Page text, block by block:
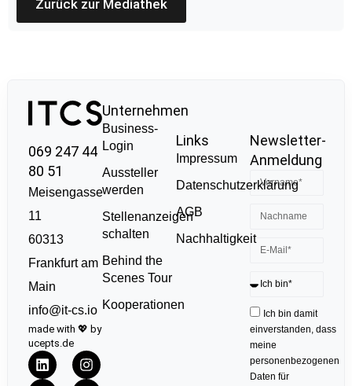
Zurück zur Mediathek
069 247 44
80 51
Meisengasse
11
60313
Frankfurt am
Main
info@it-cs.io
made with 💖 by
ucepts.de
Unternehmen
Business-
Login
Aussteller
werden
Stellenanzeigen
schalten
Behind the
Scenes Tour
Kooperationen
Links
Impressum
Datenschutzerklärung
AGB
Nachhaltigkeit
Newsletter-
Anmeldung
Ich bin damit
einverstanden, dass
meine
personenbezogenen
Daten für